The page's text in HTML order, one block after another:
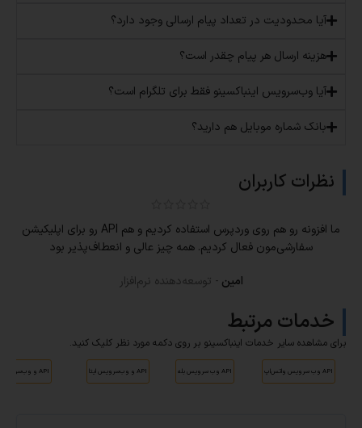
آیا محدودیت در تعداد پیام ارسالی وجود دارد؟
هزینه ارسال هر پیام چقدر است؟
آیا وب‌سرویس اینباکسینو فقط برای تلگرام است؟
بانک شماره موبایل هم دارید؟
نظرات کاربران
ما افزونه رو هم روی وردپرس استفاده کردیم و هم API رو برای اپلیکیشن
سفارشی‌مون فعال کردیم. همه چیز عالی و انعطاف‌پذیر بود
امین
توسعه‌دهنده نرم‌افزار
خدمات مرتبط
برای مشاهده سایر خدمات اینباکسینو بر روی دکمه مورد نظر کلیک کنید.
API وب سرویس واتس‌اپ API وب سرویس بله API و وب‌سرویس ایتا API و وب‌سرویس روبیکا